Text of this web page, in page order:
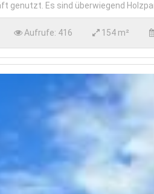
genutzt. Es sind überwiegend
Aufrufe: 416 154 m²